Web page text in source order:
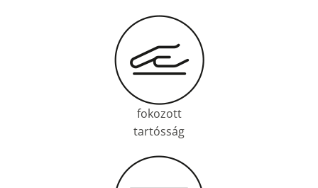
fokozott
tartósság